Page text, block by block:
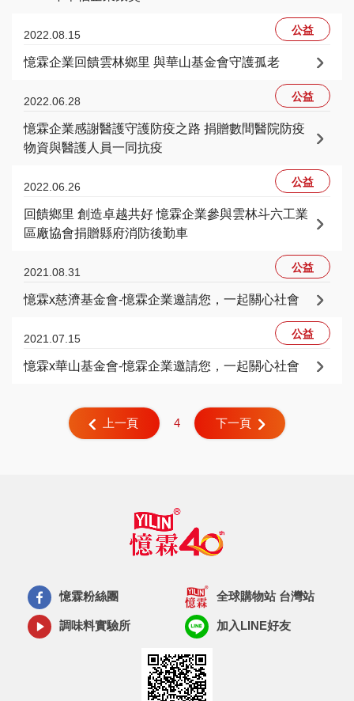
2022.08.15 公益
憶霖企業回饋雲林鄉里 與華山基金會守護孤老
2022.06.28 公益
憶霖企業感謝醫護守護防疫之路 捐贈數間醫院防疫
物資與醫護人員一同抗疫
2022.06.26 公益
回饋鄉里 創造卓越共好 憶霖企業參與雲林斗六工業
區廠協會捐贈縣府消防後勤車
2021.08.31 公益
憶霖x慈濟基金會-憶霖企業邀請您，一起關心社會
2021.07.15 公益
憶霖x華山基金會-憶霖企業邀請您，一起關心社會
上一頁 4 下一頁
憶霖粉絲團 全球購物站 台灣站
調味料實驗所 加入LINE好友